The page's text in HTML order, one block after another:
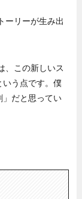
リーが生み出
この新しいス
う点です。僕
」だと思ってい